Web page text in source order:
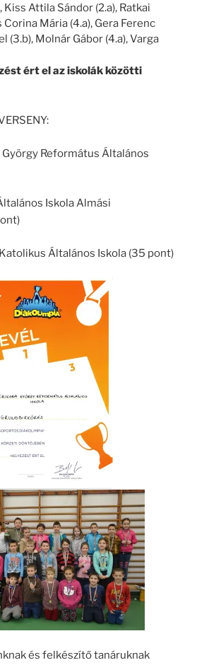
Kiss Attila Sándor (2.a), Ratkai
Mária (4.a), Gera Ferenc
(3.b), Molnár Gábor (4.a), Varga
ért el az iskolák közötti
György Református Általános
Iskola Almási
Általános Iskola (35 pont)
és felkészítő tanáruknak